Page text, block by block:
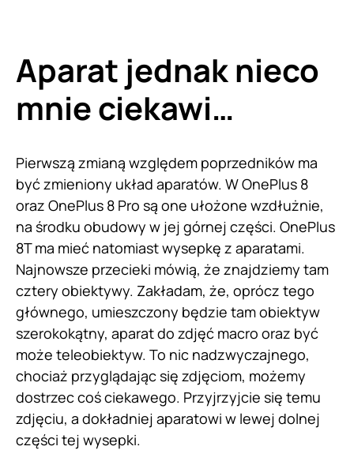
Aparat jednak nieco
mnie ciekawi…
Pierwszą zmianą względem poprzedników ma
być zmieniony układ aparatów. W OnePlus 8
oraz OnePlus 8 Pro są one ułożone wzdłużnie,
na środku obudowy w jej górnej części. OnePlus
8T ma mieć natomiast wysepkę z aparatami.
Najnowsze przecieki mówią, że znajdziemy tam
cztery obiektywy. Zakładam, że, oprócz tego
głównego, umieszczony będzie tam obiektyw
szerokokątny, aparat do zdjęć macro oraz być
może teleobiektyw. To nic nadzwyczajnego,
chociaż przyglądając się zdjęciom, możemy
dostrzec coś ciekawego. Przyjrzyjcie się temu
zdjęciu, a dokładniej aparatowi w lewej dolnej
części tej wysepki.